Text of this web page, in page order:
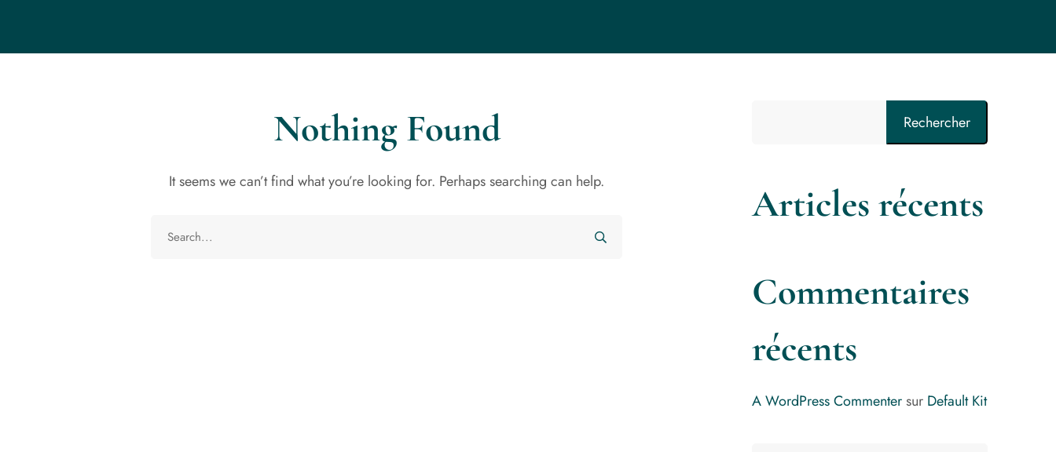
Nothing Found
It seems we can’t find what you’re looking for. Perhaps searching can help.
Rechercher
Articles récents
Commentaires
récents
A WordPress Commentersur Default Kit